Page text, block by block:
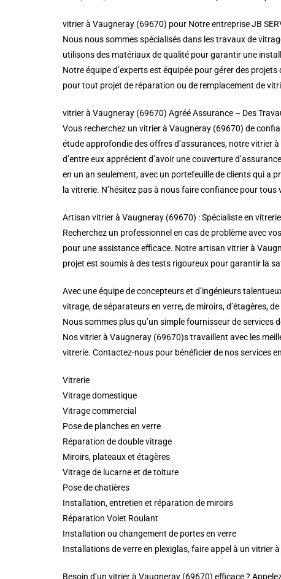
vitrier à Vaugneray (69670) pour Notre entreprise JB
Nous nous sommes spécialisés dans les travaux de
utilisons des matériaux de qualité pour garantir une
Notre équipe d’experts est équipée pour gérer des
pour tout projet de réparation ou de remplacement de
vitrier à Vaugneray (69670) Agréé Assurance – Des
Vous recherchez un vitrier à Vaugneray (69670) de
étude approfondie des offres d’assurances, notre vitrier
d’entre eux apprécient d’avoir une couverture
en un an seulement, avec un portefeuille de clients qui a
la vitrerie. N’hésitez pas à nous faire confiance pour
Artisan vitrier à Vaugneray (69670) : Spécialiste en vitrerie
Recherchez un professionnel en cas de problème avec
pour une assistance efficace. Notre artisan vitrier à
projet est soumis à des tests rigoureux pour garantir la
Avec une équipe de concepteurs et d’ingénieurs
vitrage, de séparateurs en verre, de miroirs, d’étagères,
Nous sommes plus qu’un simple fournisseur de
Nos vitrier à Vaugneray (69670)s travaillent avec les
vitrerie. Contactez-nous pour bénéficier de nos services
Vitrerie
Vitrage domestique
Vitrage commercial
Pose de planches en verre
Réparation de double vitrage
Miroirs, plateaux et étagères
Vitrage de lucarne et de toiture
Pose de chatières
Installation, entretien et réparation de miroirs
Réparation Volet Roulant
Installation ou changement de portes en verre
Installations de verre en plexiglas, faire appel à un vitrier
Besoin d’un vitrier à Vaugneray (69670) efficace ?